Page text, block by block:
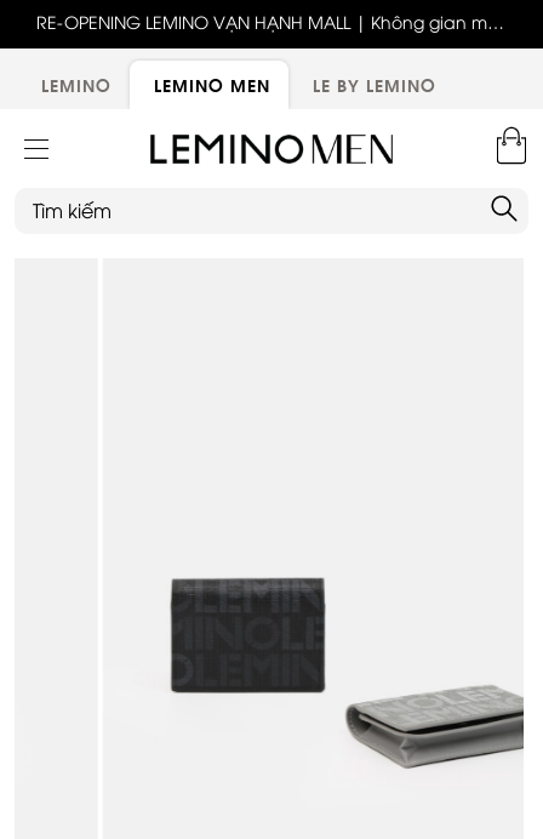
RE-OPENING LEMINO VẠN HẠNH MALL | Không gian mới,
trải nghiệm mới, ưu đãi tri ân đặc biệt
LEMINO
LEMINO MEN LE BY LEMINO